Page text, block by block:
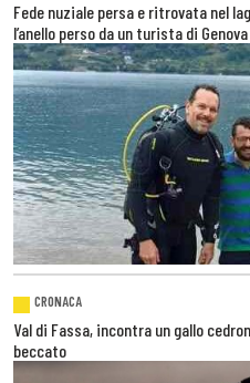
Fede nuziale persa e ritrovata nel
l’anello perso da un turista di Genova
CRONACA
Val di Fassa, incontra un gallo
beccato